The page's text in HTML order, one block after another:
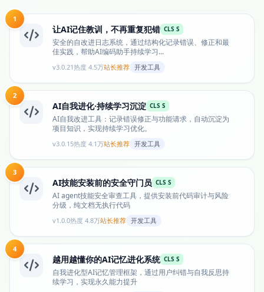
1
让AI记住教训，不再重复犯错 CLS S
安全的自改进日志系统，通过结构化记录错误、修正和最
佳实践，帮助AI编码助手持续学习...
v3.0.21热度 4.5万站长推荐 开发工具
2
AI自我进化·持续学习沉淀 CLS S
AI自我改进工具：记录错误修正与功能请求，自动沉淀为
项目知识，实现持续学习优化。
v3.0.15热度 4.1万站长推荐 开发工具
3
AI技能安装前的安全守门员 CLS S
AI agent技能安全审查工具，提供安装前代码审计与风险
分级，纯文档无执行代码
v1.0.0热度 4.8万站长推荐 开发工具
4
越用越懂你的AI记忆进化系统 CLS S
自我进化型AI记忆管理框架，通过用户纠错与自我反思持
续学习，实现永久能力提升